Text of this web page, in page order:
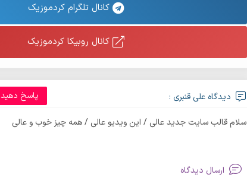
کانال تلگرام کردموزیک
کانال روبیکا کردموزیک
دیدگاه علی قنبری : پاسخ دهید
سلام قالب سایت جدید عالی / این ویدیو عالی / همه چیز خوب و عالی
ارسال دیدگاه